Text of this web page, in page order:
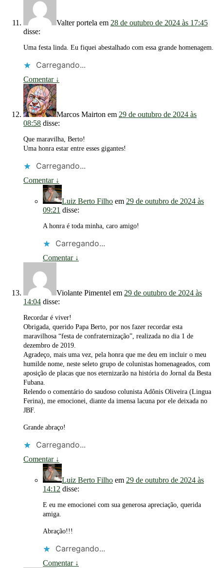
Valter portela em 28 de outubro de 2024 às 17:45
disse:
Uma festa linda. Eu fiquei abestalhado com essa grande homenagem.
Carregando...
Comentar ↓
Marcos Mairton em 29 de outubro de 2024 às
08:58 disse:
Que maravilha, Berto!
Uma honra estar entre esses gigantes!
Carregando...
Comentar ↓
Luiz Berto Filho em 29 de outubro de 2024 às
09:21 disse:
A honra é toda minha, caro amigo!
Carregando...
Comentar ↓
Violante Pimentel em 29 de outubro de 2024 às
14:04 disse:
Recordar é viver!
Obrigada, querido Papa Berto, por nos fazer recordar esta
maravilhosa “festa de confraternização”, realizada no dia 1 de
dezembro de 2019.
Agradeço, mais uma vez, pela honra que me deu em incluir o meu
humilde nome, neste seleto grupo de colunistas homenageados, com
aposição de placas que nos eternizarão na história do Jornal da Besta
Fubana.
Relendo o comentário do saudoso colunista Adônis Oliveira (Lingua
Ferina), me emocionei, diante da imensa lacuna por ele deixada no
JBF.
Grande abraço!
Carregando...
Comentar ↓
Luiz Berto Filho em 29 de outubro de 2024 às
14:12 disse:
E eu me emocionei com sua generosa apreciação, querida
amiga.
Abração!!!
Carregando...
Comentar ↓